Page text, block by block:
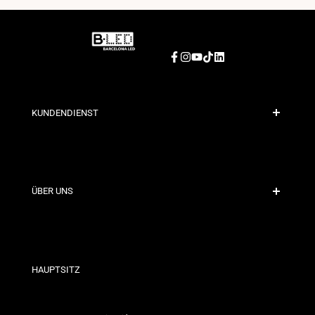
Facebook
Instagram
YouTube
TikTokLinkedIn
KUNDENDIENST
Kontakt
ÜBER UNS
Unsere Geschäfte
HAUPTSITZ